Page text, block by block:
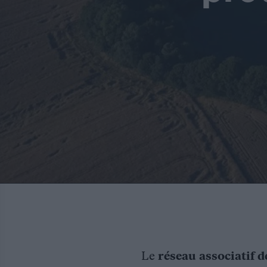
Le réseau associatif